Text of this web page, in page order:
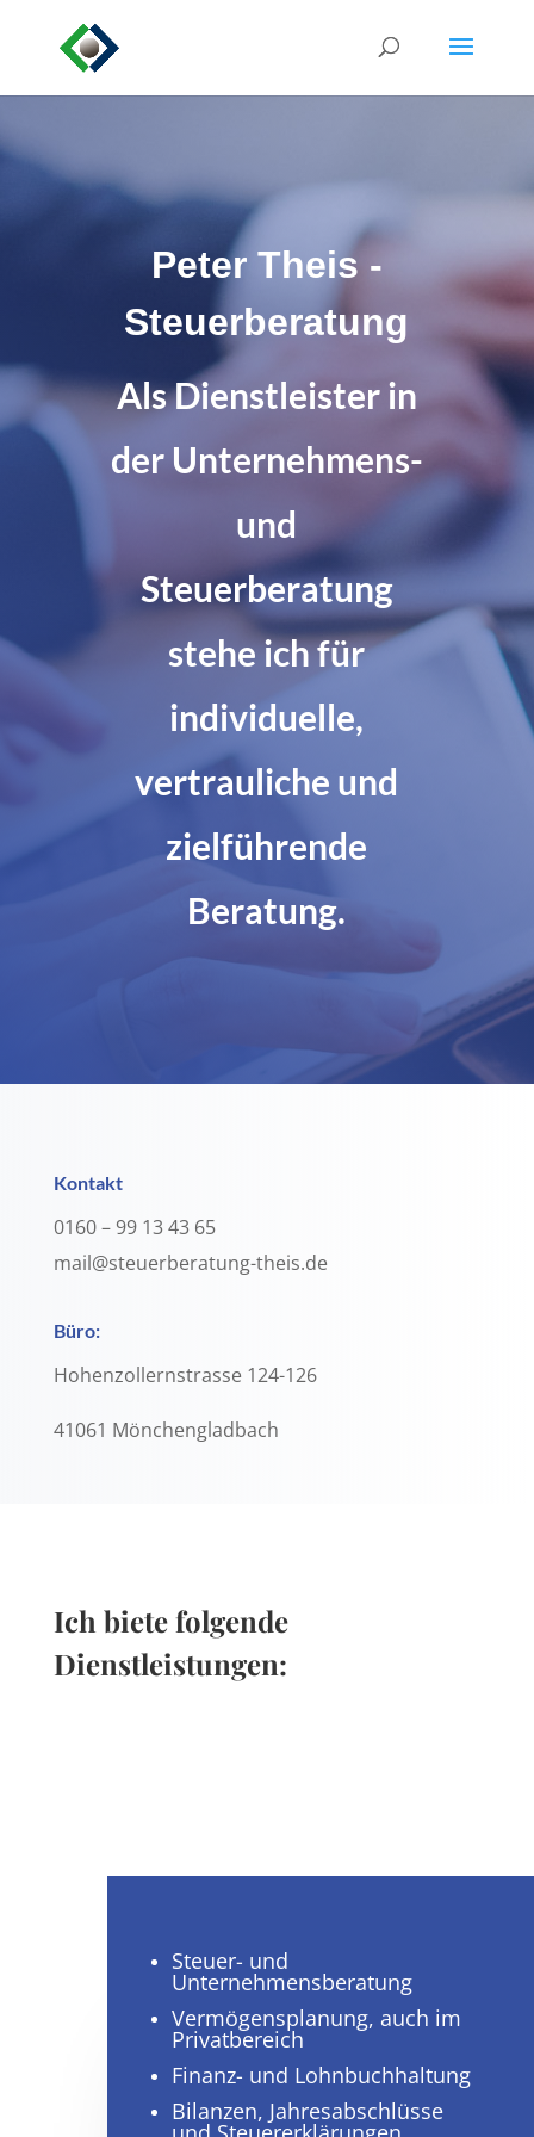
Peter Theis -
Steuerberatung
Als Dienstleister in
der Unternehmens-
und
Steuerberatung
stehe ich für
individuelle,
vertrauliche und
zielführende
Beratung.
Kontakt
0160 – 99 13 43 65
mail@steuerberatung-theis.de
Büro:
Hohenzollernstrasse 124-126
41061 Mönchengladbach
Ich biete folgende
Dienstleistungen:
Steuer- und
Unternehmensberatung
Vermögensplanung, auch im
Privatbereich
Finanz- und Lohnbuchhaltung
Bilanzen, Jahresabschlüsse